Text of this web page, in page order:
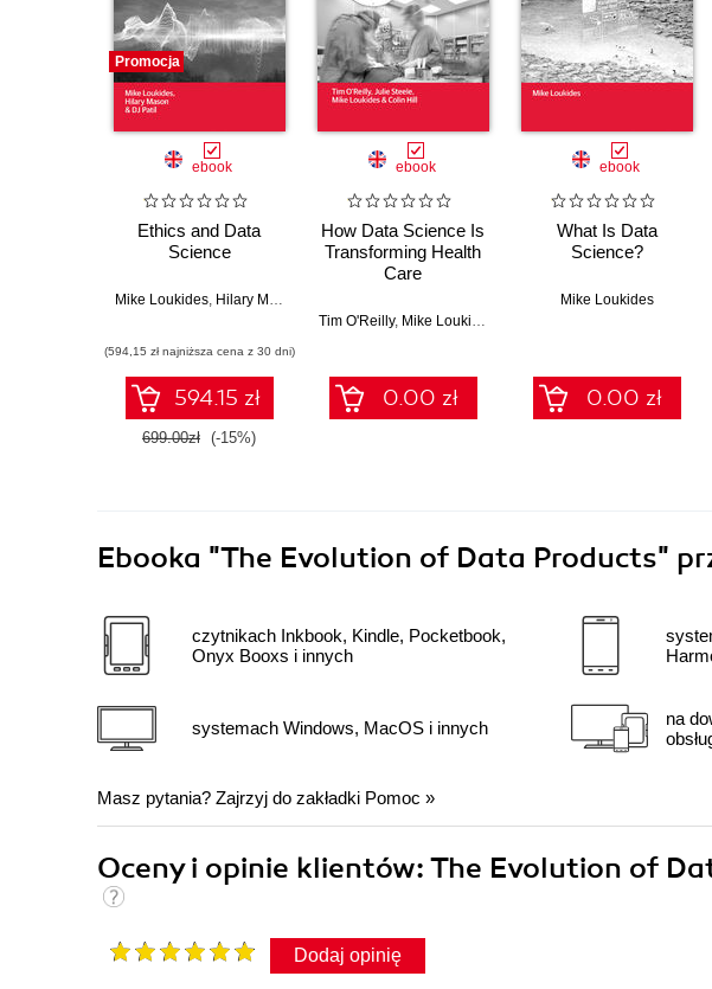
Promocja
ebook
Ethics and Data
Science
Mike Loukides Hilary Mason
(594,15 zł najniższa cena z 30 dni)
594.15 zł
699.00zł (-15%)
ebook
How Data Science Is
Transforming Health
Care
Tim O'Reilly, Mike Loukides
0.00 zł
ebook
What Is Data
Science?
Mike Loukides
0.00 zł
Ebooka "The Evolution of Data Products"
czytnikach Inkbook, Kindle, Pocketbook,
Onyx Booxs i innych
systemach Windows, MacOS i innych
na
Masz pytania? Zajrzyj do zakładki Pomoc »
Oceny i opinie klientów: The Evolution of
Dodaj opinię